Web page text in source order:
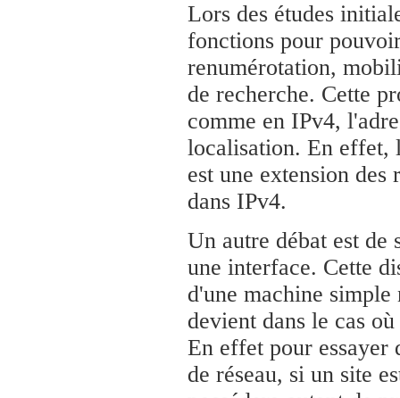
Lors des études
fonctions pour
renumérotation,
de recherche. Cette
comme en IPv4,
localisation. En effet,
est une extension
dans IPv4.
Un autre débat est de
une interface. Cette
d'une machine
devient dans le cas
En effet pour essayer
de réseau, si un site